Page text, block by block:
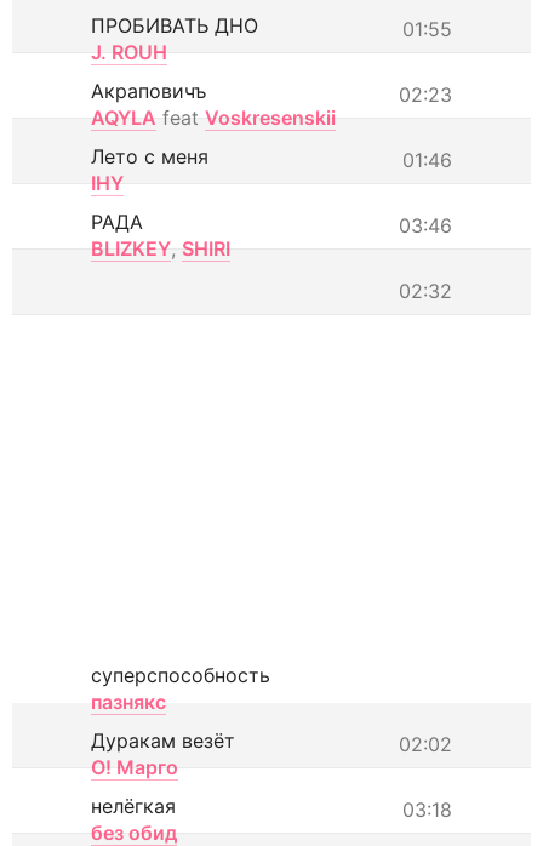
01:55
ПРОБИВАТЬ ДНО
J. ROUH
02:23
Акраповичъ
AQYLA feat Voskresenskii
01:46
Лето с меня
IHY
03:46
РАДА
BLIZKEY, SHIRI
02:32
суперспособность
пазнякс
02:02
Дуракам везёт
О! Марго
03:18
нелёгкая
без обид